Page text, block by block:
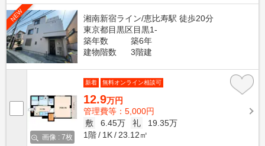
NEW
湘南新宿ライン/恵比寿駅 徒歩20分
東京都目黒区目黒1-
築年数
築6年
建物階数
3階建
画像 : 7枚
新着 無料オンライン相談可
12.9万円
管理費等：5,000円
敷
6.45万 礼
19.35万
1階
1K 23.12㎡